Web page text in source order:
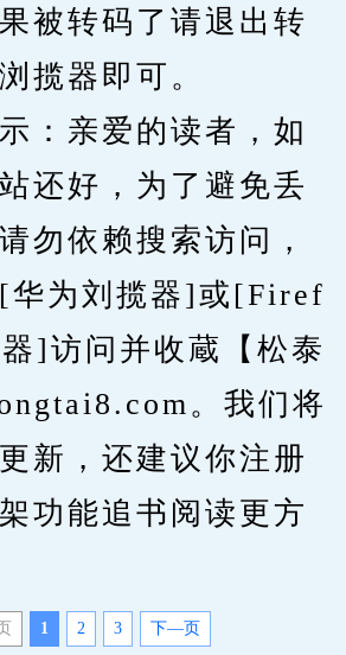
被转码了请退出转
揽器即可。
亲爱的读者，如
还好，为了避免丢
勿依赖搜索访问，
华为刘揽器]或[Firef
]访问并收蔵【松泰
。我们将
新，还建议你注册
功能追书阅读更方
1 2 3 下—页